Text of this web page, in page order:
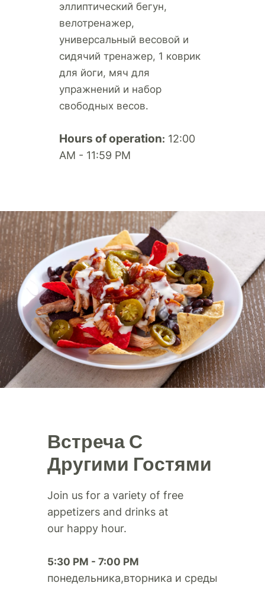
эллиптический бегун,
велотренажер,
универсальный весовой и
сидячий тренажер, 1 коврик
для йоги, мяч для
упражнений и набор
свободных весов.
Hours of operation: 12:00
AM - 11:59 PM
Встреча С
Другими Гостями
Join us for a variety of free
appetizers and drinks at
our happy hour.​
5:30 PM - 7:00 PM
понедельника,вторника и среды